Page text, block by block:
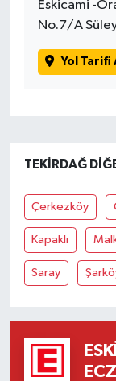
Eskicami -
No.7/A
Yol Tarifi
TEKIRDAĞ
Çerkezköy
Kapaklı
Saray